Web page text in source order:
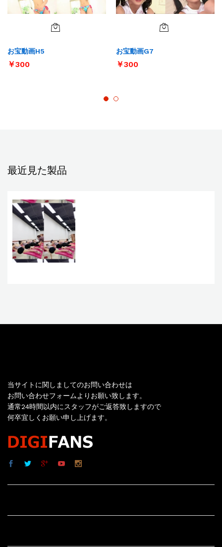
お宝動画H5
￥300
お宝動画G7
￥300
最近見た製品
当サイトに関しましてのお問い合わせは
お問い合わせフォームよりお願い致します。
通常24時間以内にスタッフがご返答致しますので
何卒宜しくお願い申し上げます。